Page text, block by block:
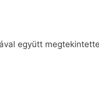
együtt